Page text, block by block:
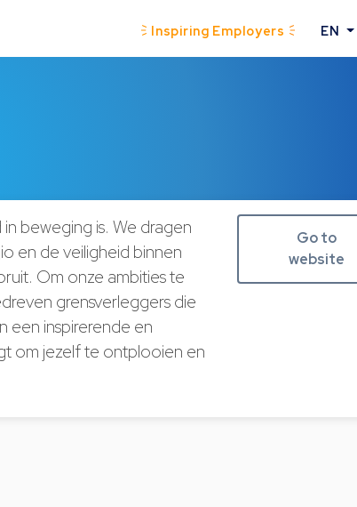
Inspiring Employers EN
beweging is. We dragen
en de veiligheid binnen
Om onze ambities te
grensverleggers die
een inspirerende en
om jezelf te ontplooien en
Go to
website